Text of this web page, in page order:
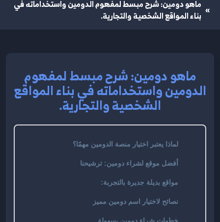
ماهو دومين: شرح مبسط لمفهوم الدومين واستخداماته في
بناء المواقع الشخصية والتجارية.
ماهو دومين: شرح مبسط لمفهوم
الدومين واستخداماته في بناء المواقع
الشخصية والتجارية.
لماذا يعتبر اختيار منصة الدومين مهمًا؟
أفضل موقع لشراء دومين: ترشيحنا
مواقع بديلة جديرة بالتجربة:
نصائح لاختيار اسم دومين مميز